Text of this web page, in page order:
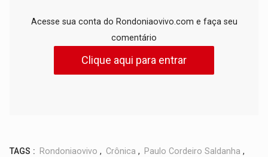
Acesse sua conta do Rondoniaovivo.com e faça seu
comentário
Clique aqui para entrar
TAGS : Rondoniaovivo , Crônica , Paulo Cordeiro Saldanha ,